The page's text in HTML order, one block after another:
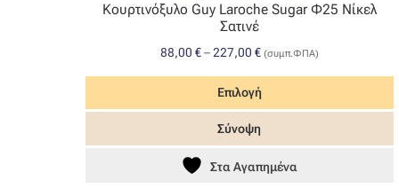
Κουρτινόξυλο Guy Laroche Sugar Φ25 Νίκελ
Σατινέ
88,00 €–227,00 €Price
88,00 €
through
227,00 €
(συμπ.ΦΠΑ)
Επιλογή
Σύνοψη
Στα Αγαπημένα